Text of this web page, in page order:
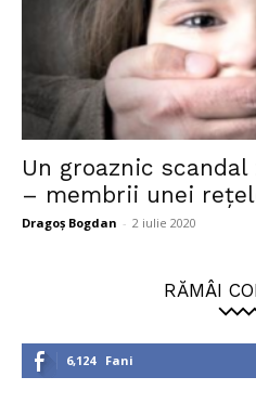
Un groaznic
– membrii unei
Dragoș Bogdan - 2 iulie 2020
RĂMÂI
6,124 Fani